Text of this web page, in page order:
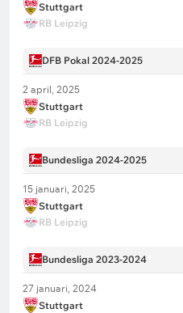
Stuttgart
RB Leipzig
DFB Pokal 2024-2025
2 april, 2025
Stuttgart
RB Leipzig
Bundesliga 2024-2025
15 januari, 2025
Stuttgart
RB Leipzig
Bundesliga 2023-2024
27 januari, 2024
Stuttgart